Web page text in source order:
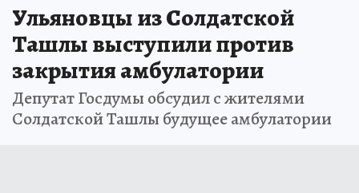
Ульяновцы из Солдатской
Ташлы выступили против
закрытия амбулатории
Депутат Госдумы обсудил с жителями
Солдатской Ташлы будущее амбулатории